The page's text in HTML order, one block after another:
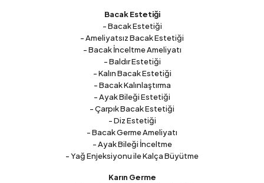
Bacak Estetiği
- Bacak Estetiği
- Ameliyatsız Bacak Estetiği
- Bacak İnceltme Ameliyatı
- Baldır Estetiği
- Kalın Bacak Estetiği
- Bacak Kalınlaştırma
- Ayak Bileği Estetiği
- Çarpık Bacak Estetiği
- Diz Estetiği
- Bacak Germe Ameliyatı
- Ayak Bileği İnceltme
- Yağ Enjeksiyonu ile Kalça Büyütme
Karın Germe